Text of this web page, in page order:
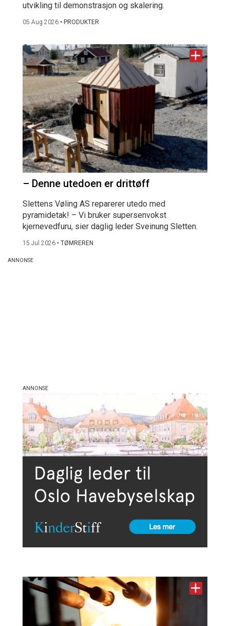
utvikling til demonstrasjon og skalering.
05 Aug 2026 • PRODUKTER
– Denne utedoen er drittøff
Slettens Vøling AS reparerer utedo med
pyramidetak! – Vi bruker supersenvokst
kjernevedfuru, sier daglig leder Sveinung Sletten.
15 Jul 2026 • TØMREREN